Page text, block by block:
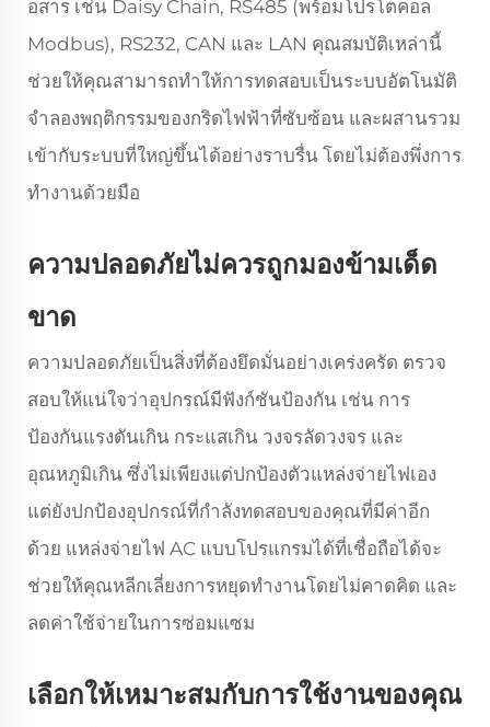
อสาร เช่น Daisy Chain, RS485 (พร้อมโปรโตคอล
Modbus), RS232, CAN และ LAN คุณสมบัติเหล่านี้
ช่วยให้คุณสามารถทำให้การทดสอบเป็นระบบอัตโนมัติ
จำลองพฤติกรรมของกริดไฟฟ้าที่ซับซ้อน และผสานรวม
เข้ากับระบบที่ใหญ่ขึ้นได้อย่างราบรื่น โดยไม่ต้องพึ่งการ
ทำงานด้วยมือ
ความปลอดภัยไม่ควรถูกมองข้ามเด็ด
ขาด
ความปลอดภัยเป็นสิ่งที่ต้องยึดมั่นอย่างเคร่งครัด ตรวจ
สอบให้แน่ใจว่าอุปกรณ์มีฟังก์ชันป้องกัน เช่น การ
ป้องกันแรงดันเกิน กระแสเกิน วงจรลัดวงจร และ
อุณหภูมิเกิน ซึ่งไม่เพียงแต่ปกป้องตัวแหล่งจ่ายไฟเอง
แต่ยังปกป้องอุปกรณ์ที่กำลังทดสอบของคุณที่มีค่าอีก
ด้วย แหล่งจ่ายไฟ AC แบบโปรแกรมได้ที่เชื่อถือได้จะ
ช่วยให้คุณหลีกเลี่ยงการหยุดทำงานโดยไม่คาดคิด และ
ลดค่าใช้จ่ายในการซ่อมแซม
เลือกให้เหมาะสมกับการใช้งานของคุณ